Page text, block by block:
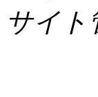
サイト